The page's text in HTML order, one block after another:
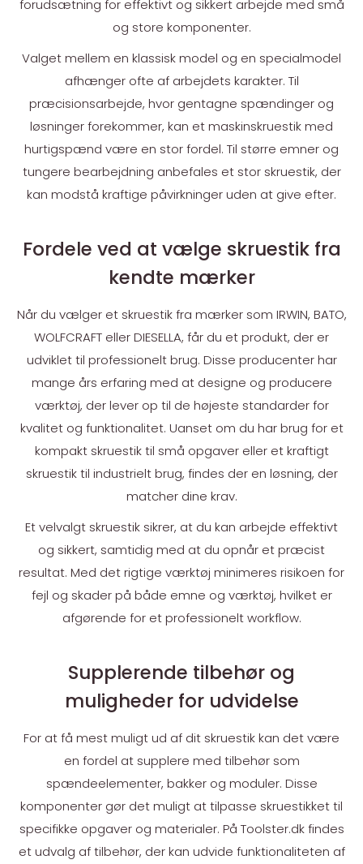
forudsætning for effektivt og sikkert arbejde med små
og store komponenter.
Valget mellem en klassisk model og en specialmodel
afhænger ofte af arbejdets karakter. Til
præcisionsarbejde, hvor gentagne spændinger og
løsninger forekommer, kan et maskinskruestik med
hurtigspænd være en stor fordel. Til større emner og
tungere bearbejdning anbefales et stor skruestik, der
kan modstå kraftige påvirkninger uden at give efter.
Fordele ved at vælge skruestik fra
kendte mærker
Når du vælger et skruestik fra mærker som IRWIN, BATO,
WOLFCRAFT eller DIESELLA, får du et produkt, der er
udviklet til professionelt brug. Disse producenter har
mange års erfaring med at designe og producere
værktøj, der lever op til de højeste standarder for
kvalitet og funktionalitet. Uanset om du har brug for et
kompakt skruestik til små opgaver eller et kraftigt
skruestik til industrielt brug, findes der en løsning, der
matcher dine krav.
Et velvalgt skruestik sikrer, at du kan arbejde effektivt
og sikkert, samtidig med at du opnår et præcist
resultat. Med det rigtige værktøj minimeres risikoen for
fejl og skader på både emne og værktøj, hvilket er
afgørende for et professionelt workflow.
Supplerende tilbehør og
muligheder for udvidelse
For at få mest muligt ud af dit skruestik kan det være
en fordel at supplere med tilbehør som
spændeelementer, bakker og moduler. Disse
komponenter gør det muligt at tilpasse skruestikket til
specifikke opgaver og materialer. På Toolster.dk findes
et udvalg af tilbehør, der kan udvide funktionaliteten af